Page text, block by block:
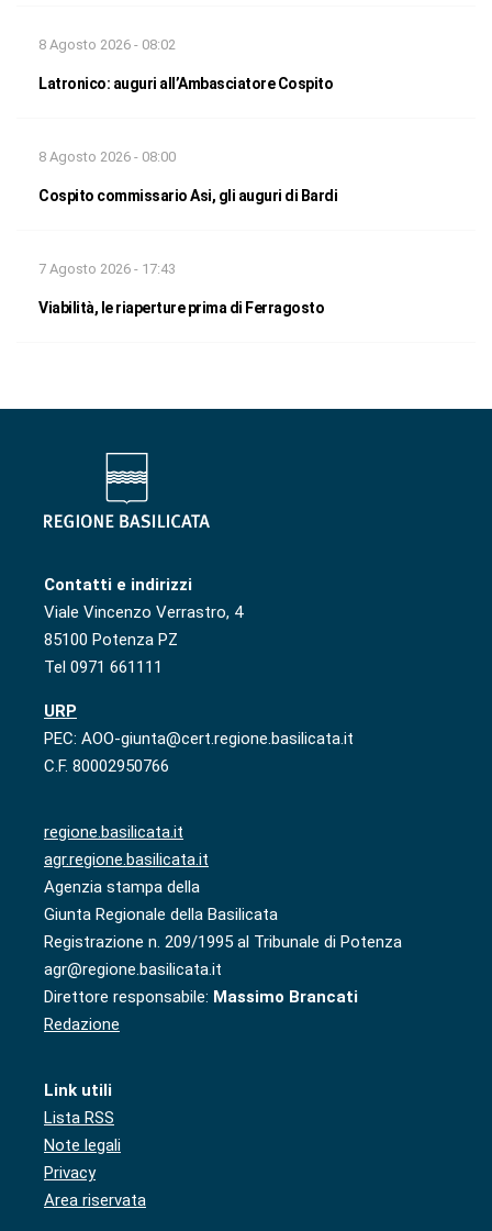
8 Agosto 2026 - 08:02
Latronico: auguri all’Ambasciatore Cospito
8 Agosto 2026 - 08:00
Cospito commissario Asi, gli auguri di Bardi
7 Agosto 2026 - 17:43
Viabilità, le riaperture prima di Ferragosto
Contatti e indirizzi
Viale Vincenzo Verrastro, 4
85100 Potenza PZ
Tel 0971 661111
URP
PEC: AOO-giunta@cert.regione.basilicata.it
C.F. 80002950766
regione.basilicata.it
agr.regione.basilicata.it
Agenzia stampa della
Giunta Regionale della Basilicata
Registrazione n. 209/1995 al Tribunale di Potenza
agr@regione.basilicata.it
Direttore responsabile: Massimo Brancati
Redazione
Link utili
Lista RSS
Note legali
Privacy
Area riservata